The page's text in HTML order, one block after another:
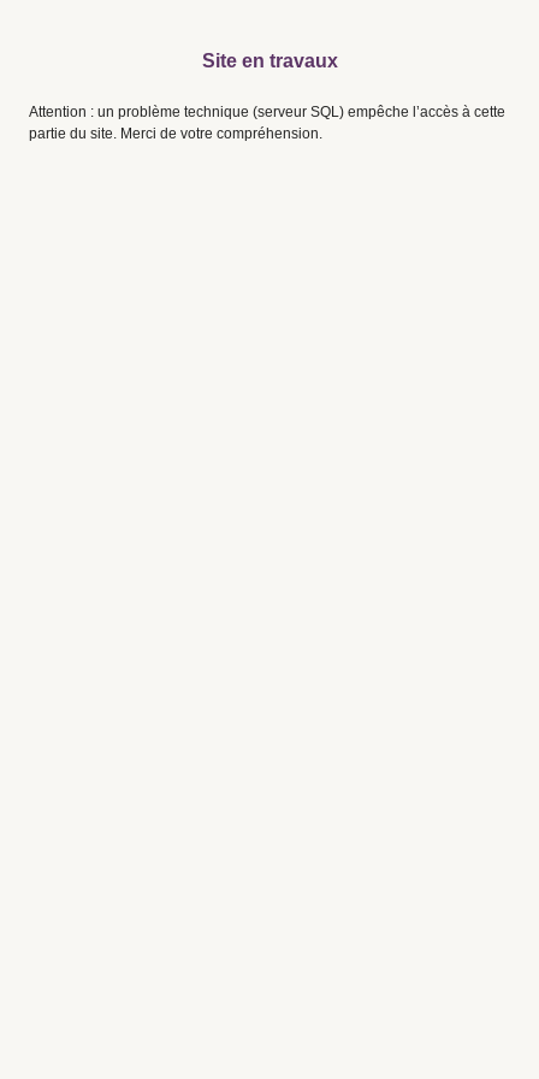
Site en travaux
Attention : un problème technique (serveur SQL) empêche l’accès à cette
partie du site. Merci de votre compréhension.